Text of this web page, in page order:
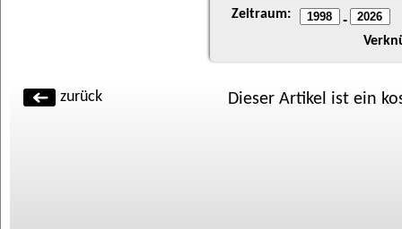
Zeitraum: -
zurück Dieser Artikel ist ein